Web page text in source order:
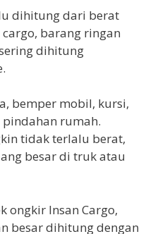
dihitung dari berat
barang ringan
dihitung
bemper mobil, kursi,
rumah.
tidak terlalu berat,
besar di truk atau
ongkir Insan Cargo,
besar dihitung dengan